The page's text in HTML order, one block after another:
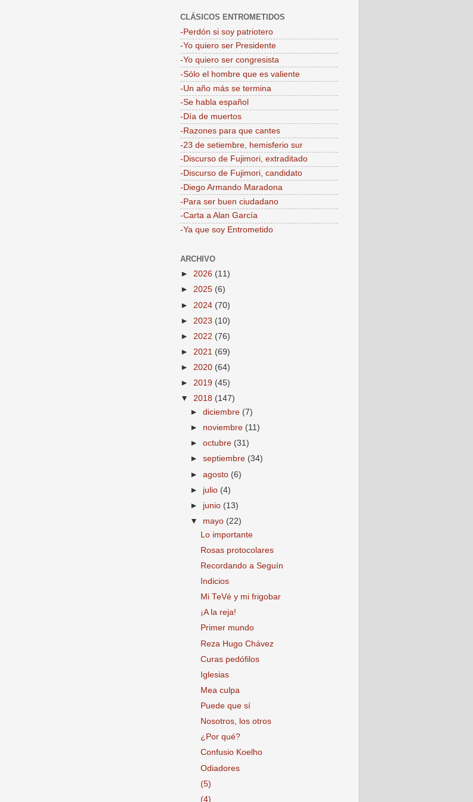
CLÁSICOS ENTROMETIDOS
-Perdón si soy patriotero
-Yo quiero ser Presidente
-Yo quiero ser congresista
-Sólo el hombre que es valiente
-Un año más se termina
-Se habla español
-Día de muertos
-Razones para que cantes
-23 de setiembre, hemisferio sur
-Discurso de Fujimori, extraditado
-Discurso de Fujimori, candidato
-Diego Armando Maradona
-Para ser buen ciudadano
-Carta a Alan García
-Ya que soy Entrometido
ARCHIVO
► 2026 (11)
► 2025 (6)
► 2024 (70)
► 2023 (10)
► 2022 (76)
► 2021 (69)
► 2020 (64)
► 2019 (45)
▼ 2018 (147)
►diciembre (7)
► noviembre (11)
►octubre (31)
►septiembre (34)
►agosto (6)
► julio (4)
► junio (13)
▼ mayo (22)
Lo importante
Rosas protocolares
Recordando a Seguín
Indicios
Mi TeVé y mi frigobar
¡A la reja!
Primer mundo
Reza Hugo Chávez
Curas pedófilos
Iglesias
Mea culpa
Puede que sí
Nosotros, los otros
¿Por qué?
Confusio Koelho
Odiadores
(5)
(4)